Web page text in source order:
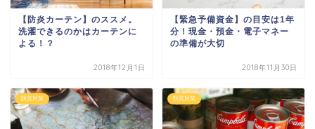
【防炎カーテン】のススメ。
洗濯できるのかはカーテンに
よる！？
2018年12月1日
【緊急予備資金】の目安は1年
分！現金・預金・電子マネー
の準備が大切
2018年11月30日
防災対策 防災対策